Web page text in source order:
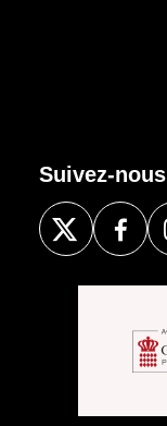
Suivez-nous